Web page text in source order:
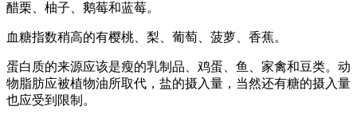
醋栗、柚子、鹅莓和蓝莓。
血糖指数稍高的有樱桃、梨、葡萄、菠萝、香蕉。
蛋白质的来源应该是瘦的乳制品、鸡蛋、鱼、家禽和豆类。动
物脂肪应被植物油所取代，盐的摄入量，当然还有糖的摄入量
也应受到限制。